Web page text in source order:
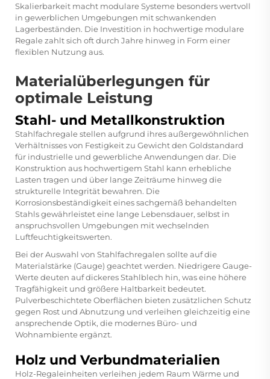
Skalierbarkeit macht modulare Systeme besonders wertvoll
in gewerblichen Umgebungen mit schwankenden
Lagerbeständen. Die Investition in hochwertige modulare
Regale zahlt sich oft durch Jahre hinweg in Form einer
flexiblen Nutzung aus.
Materialüberlegungen für
optimale Leistung
Stahl- und Metallkonstruktion
Stahlfachregale stellen aufgrund ihres außergewöhnlichen
Verhältnisses von Festigkeit zu Gewicht den Goldstandard
für industrielle und gewerbliche Anwendungen dar. Die
Konstruktion aus hochwertigem Stahl kann erhebliche
Lasten tragen und über lange Zeiträume hinweg die
strukturelle Integrität bewahren. Die
Korrosionsbeständigkeit eines sachgemäß behandelten
Stahls gewährleistet eine lange Lebensdauer, selbst in
anspruchsvollen Umgebungen mit wechselnden
Luftfeuchtigkeitswerten.
Bei der Auswahl von Stahlfachregalen sollte auf die
Materialstärke (Gauge) geachtet werden. Niedrigere Gauge-
Werte deuten auf dickeres Stahlblech hin, was eine höhere
Tragfähigkeit und größere Haltbarkeit bedeutet.
Pulverbeschichtete Oberflächen bieten zusätzlichen Schutz
gegen Rost und Abnutzung und verleihen gleichzeitig eine
ansprechende Optik, die modernes Büro- und
Wohnambiente ergänzt.
Holz und Verbundmaterialien
Holz-Regaleinheiten verleihen jedem Raum Wärme und